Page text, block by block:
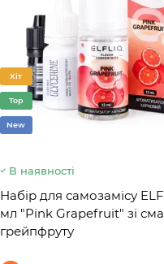
Хіт
Top
New
В наявності
Набір для самозамісу
мл "Pink Grapefruit" зі
грейпфруту